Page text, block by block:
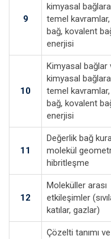
9
kimyasal
temel
bağ, kovalent
enerjisi
10
Kimyasal bağlar
kimyasal
temel
bağ, kovalent
enerjisi
11
Değerlik bağ
molekül
hibritleşme
12
Moleküller arası
etkileşimler
katılar, gazlar)
Çözelti tanımı ve